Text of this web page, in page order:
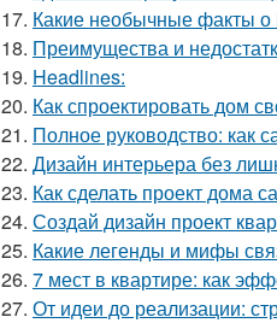
17. Какие необычные факты о
18. Преимущества и
19. Headlines:
20. Как спроектировать дом
21. Полное руководство: как
22. Дизайн интерьера без
23. Как сделать проект дома
24. Создай дизайн проект
25. Какие легенды и мифы
26. 7 мест в квартире: как
27. От идеи до реализации: